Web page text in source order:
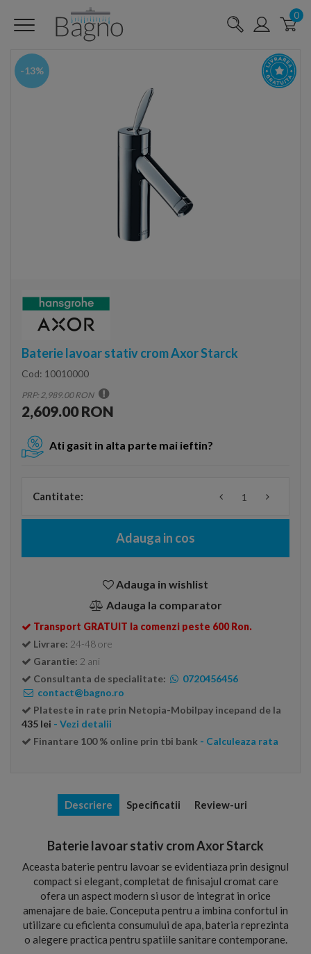
0
-13%
Baterie lavoar stativ crom Axor Starck
Cod: 10010000
PRP: 2,989.00 RON
2,609.00 RON
Ati gasit in alta parte mai ieftin?
Cantitate:
Adauga in cos
Adauga in wishlist
Adauga la comparator
Transport GRATUIT la comenzi peste 600 Ron.
Livrare: 24-48 ore
Garantie: 2 ani
Consultanta de specialitate:
0720456456
contact@bagno.ro
Plateste in rate prin Netopia-Mobilpay incepand de la
435 lei - Vezi detalii
Finantare 100 % online prin tbi bank - Calculeaza rata
Descriere Specificatii Review-uri
Baterie lavoar stativ crom Axor Starck
Aceasta baterie pentru lavoar se evidentiaza prin designul
compact si elegant, completat de finisajul cromat care
ofera un aspect modern si usor de integrat in orice
amenajare de baie. Conceputa pentru a imbina confortul in
utilizare cu eficienta consumului de apa, bateria reprezinta
o alegere practica pentru spatiile sanitare contemporane.